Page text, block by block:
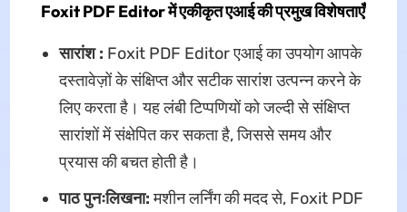
Foxit PDF Editor में एकीकृत एआई की प्रमुख विशेषताएँ
सारांश : Foxit PDF Editor एआई का उपयोग आपके
दस्तावेज़ों के संक्षिप्त और सटीक सारांश उत्पन्न करने के
लिए करता है। यह लंबी टिप्पणियों को जल्दी से संक्षिप्त
सारांशों में संक्षेपित कर सकता है, जिससे समय और
प्रयास की बचत होती है।
पाठ पुनःलिखना:मशीन लर्निंग की मदद से, Foxit PDF